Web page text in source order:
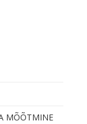
MÕÕTMINE